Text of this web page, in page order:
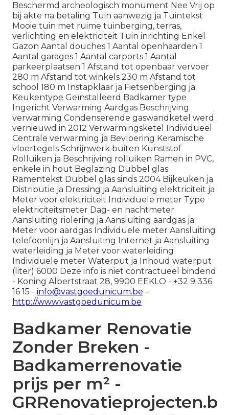
Beschermd archeologisch monument Nee Vrij op
bij akte na betaling Tuin aanwezig ja Tuintekst
Mooie tuin met ruime tuinberging, terras,
verlichting en elektriciteit Tuin inrichting Enkel
Gazon Aantal douches 1 Aantal openhaarden 1
Aantal garages 1 Aantal carports 1 Aantal
parkeerplaatsen 1 Afstand tot openbaar vervoer
280 m Afstand tot winkels 230 m Afstand tot
school 180 m Instapklaar ja Fietsenberging ja
Keukentype Geïnstalleerd Badkamer type
Ingericht Verwarming Aardgas Beschrijving
verwarming Condenserende gaswandketel werd
vernieuwd in 2012 Verwarmingsketel Individueel
Centrale verwarming ja Bevloering Keramische
vloertegels Schrijnwerk buiten Kunststof
Rolluiken ja Beschrijving rolluiken Ramen in PVC,
enkele in hout Beglazing Dubbel glas
Ramentekst Dubbel glas sinds 2004 Bijkeuken ja
Distributie ja Dressing ja Aansluiting elektriciteit ja
Meter voor elektriciteit Individuele meter Type
elektriciteitsmeter Dag- en nachtmeter
Aansluiting riolering ja Aansluiting aardgas ja
Meter voor aardgas Individuele meter Aansluiting
telefoonlijn ja Aansluiting Internet ja Aansluiting
waterleiding ja Meter voor waterleiding
Individuele meter Waterput ja Inhoud waterput
(liter) 6000 Deze info is niet contractueel bindend
- Koning Albertstraat 28, 9900 EEKLO - +32 9 336
16 15 - info@vastgoedunicum.be -
http://www.vastgoedunicum.be
Badkamer Renovatie
Zonder Breken -
Badkamerrenovatie
prijs per m² -
GRRenovatieprojecten.be